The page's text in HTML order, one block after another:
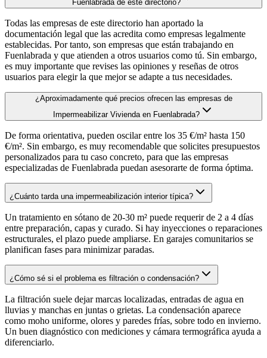
Fuenlabrada de este directorio?
Todas las empresas de este directorio han aportado la
documentación legal que las acredita como empresas legalmente
establecidas. Por tanto, son empresas que están trabajando en
Fuenlabrada y que atienden a otros usuarios como tú. Sin embargo,
es muy importante que revises las opiniones y reseñas de otros
usuarios para elegir la que mejor se adapte a tus necesidades.
¿Aproximadamente qué precios ofrecen las empresas de
Impermeabilizar Vivienda en Fuenlabrada?
De forma orientativa, pueden oscilar entre los 35 €/m² hasta 150
€/m². Sin embargo, es muy recomendable que solicites presupuestos
personalizados para tu caso concreto, para que las empresas
especializadas de Fuenlabrada puedan asesorarte de forma óptima.
¿Cuánto tarda una impermeabilización interior típica?
Un tratamiento en sótano de 20-30 m² puede requerir de 2 a 4 días
entre preparación, capas y curado. Si hay inyecciones o reparaciones
estructurales, el plazo puede ampliarse. En garajes comunitarios se
planifican fases para minimizar paradas.
¿Cómo sé si el problema es filtración o condensación?
La filtración suele dejar marcas localizadas, entradas de agua en
lluvias y manchas en juntas o grietas. La condensación aparece
como moho uniforme, olores y paredes frías, sobre todo en invierno.
Un buen diagnóstico con mediciones y cámara termográfica ayuda a
diferenciarlo.